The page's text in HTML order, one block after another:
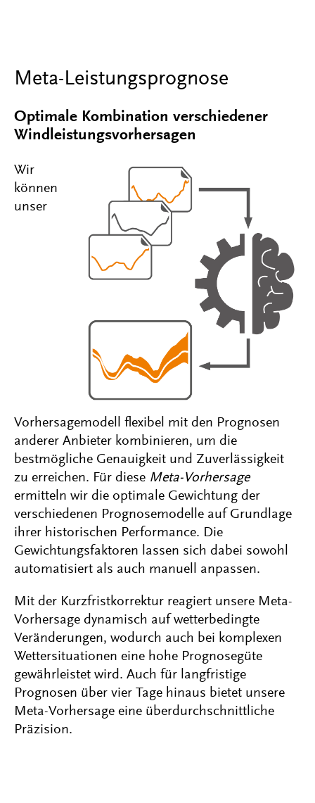
Meta-Leistungsprognose
Optimale Kombination verschiedener
Windleistungsvorhersagen
Wir
können
unser
Vorhersagemodell flexibel mit den Prognosen
anderer Anbieter kombinieren, um die
bestmögliche Genauigkeit und Zuverlässigkeit
zu erreichen. Für diese Meta-Vorhersage
ermitteln wir die optimale Gewichtung der
verschiedenen Prognosemodelle auf Grundlage
ihrer historischen Performance. Die
Gewichtungsfaktoren lassen sich dabei sowohl
automatisiert als auch manuell anpassen.
Mit der Kurzfristkorrektur reagiert unsere Meta-
Vorhersage dynamisch auf wetterbedingte
Veränderungen, wodurch auch bei komplexen
Wettersituationen eine hohe Prognosegüte
gewährleistet wird. Auch für langfristige
Prognosen über vier Tage hinaus bietet unsere
Meta-Vorhersage eine überdurchschnittliche
Präzision.